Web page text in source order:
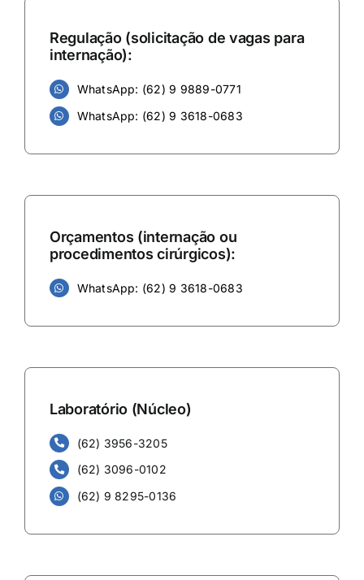
Regulação (solicitação de vagas para
internação):
WhatsApp: (62) 9 9889-0771
WhatsApp: (62) 9 3618-0683
Orçamentos (internação ou
procedimentos cirúrgicos):
WhatsApp: (62) 9 3618-0683
Laboratório (Núcleo)
(62) 3956-3205
(62) 3096-0102
(62) 9 8295-0136